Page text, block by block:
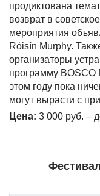
продиктована
возврат в
мероприятия
Róisín Murphy.
организаторы
программу BOSCO
этом году пока
могут вырасти с
Цена: 3 000 руб. –